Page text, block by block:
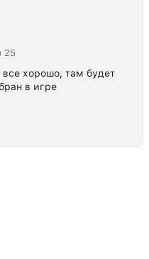
25
хорошо, там будет
в игре